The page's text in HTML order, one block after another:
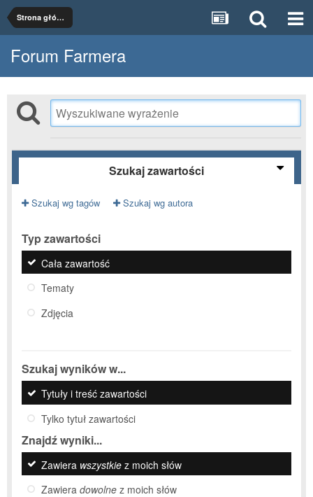
Strona główna
Forum Farmera
Szukaj zawartości
Szukaj wg tagów Szukaj wg autora
Typ zawartości
Cała zawartość
Tematy
Zdjęcia
Szukaj wyników w...
Tytuły i treść zawartości
Tylko tytuł zawartości
Znajdź wyniki...
Zawiera wszystkie z moich słów
Zawiera dowolne z moich słów